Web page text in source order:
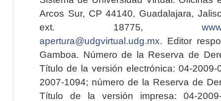
Arcos Sur, CP 44140, Guadalajara,
ext. 18775,
apertura@udgvirtual.udg.mx. Editor
Gamboa. Número de la Reserva de
Título de la versión electrónica: 04-2009-
2007-1094; número de la Reserva de
Título de la versión impresa: 04-2009-